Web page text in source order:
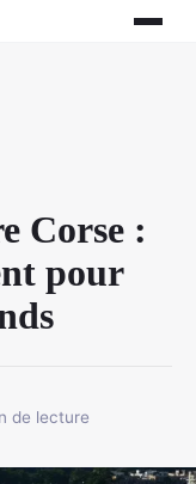
Corse :
pour
de lecture